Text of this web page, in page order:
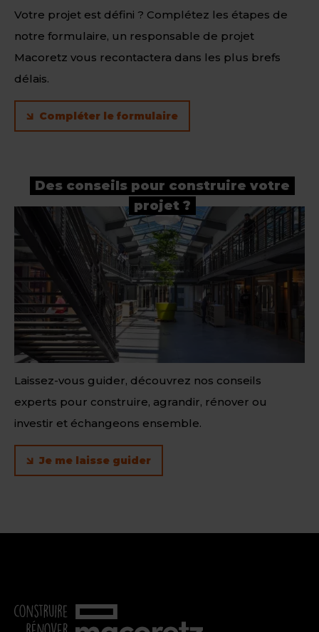
Votre projet est défini ? Complétez les étapes de
notre formulaire, un responsable de projet
Macoretz vous recontactera dans les plus brefs
délais.
Compléter le formulaire
Des conseils pour construire votre
projet ?
Laissez-vous guider, découvrez nos conseils
experts pour construire, agrandir, rénover ou
investir et échangeons ensemble.
Je me laisse guider